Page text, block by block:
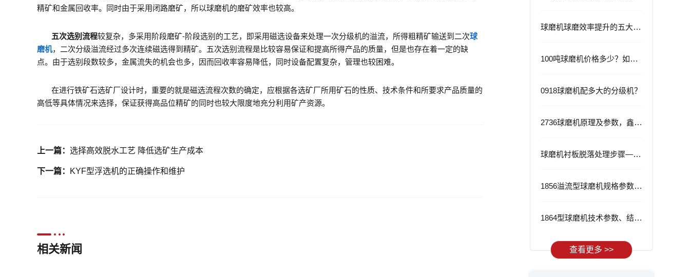
精矿和金属回收率。同时由于采用闭路磨矿，所以球磨机的磨矿效率也较高。
五次选别流程较复杂，多采用阶段磨矿-阶段选别的工艺，即采用磁选设备来处理一次分级机的溢流，所得粗精矿输送到二次球
磨机，二次分级溢流经过多次连续磁选得到精矿。五次选别流程是比较容易保证和提高所得产品的质量，但是也存在着一定的缺
点。由于选别段数较多，金属流失的机会也多，因而回收率容易降低，同时设备配置复杂，管理也较困难。
在进行铁矿石选矿厂设计时，重要的就是磁选流程次数的确定，应根据各选矿厂所用矿石的性质、技术条件和所要求产品质量的
高低等具体情况来选择，保证获得高品位精矿的同时也较大限度地充分利用矿产资源。
上一篇： 选择高效脱水工艺 降低选矿生产成本
下一篇： KYF型浮选机的正确操作和维护
相关新闻
球磨机球磨效率提升的五大策略
100吨球磨机价格多少？如何选择？
0918球磨机配多大的分级机？
2736球磨机原理及参数，鑫海2736球磨机的优势
球磨机衬板脱落处理步骤——从根源解决问题
1856溢流型球磨机规格参数与应用
1864型球磨机技术参数、结构特点及工作流程
查看更多 >>